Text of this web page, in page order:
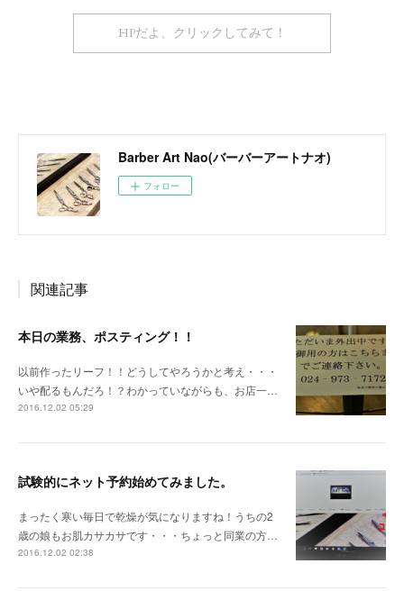
HPだよ、クリックしてみて！
Barber Art Nao(バーバーアートナオ)
フォロー
関連記事
本日の業務、ポスティング！！
以前作ったリーフ！！どうしてやろうかと考え・・・
いや配るもんだろ！？わかっていながらも、お店一…
2016.12.02 05:29
試験的にネット予約始めてみました。
まったく寒い毎日で乾燥が気になりますね！うちの2
歳の娘もお肌カサカサです・・・ちょっと同業の方…
2016.12.02 02:38